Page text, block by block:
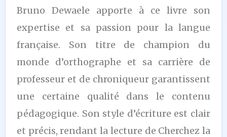
Bruno Dewaele apporte à ce livre son
expertise et sa passion pour la langue
française. Son titre de champion du
monde d’orthographe et sa carrière de
professeur et de chroniqueur garantissent
une certaine qualité dans le contenu
pédagogique. Son style d’écriture est clair
et précis, rendant la lecture de Cherchez la